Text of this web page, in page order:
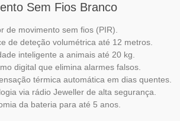
Sem Fios Branco
de movimento sem fios (PIR).
de deteção volumétrica até 12 metros.
inteligente a animais até 20 kg.
digital que elimina alarmes falsos.
térmica automática em dias quentes.
via rádio Jeweller de alta segurança.
da bateria para até 5 anos.